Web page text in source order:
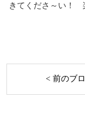
きてくださ～い！
< 前のブ